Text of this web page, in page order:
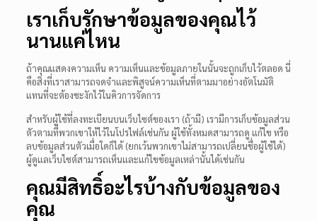
เราเก็บรักษาข้อมูลของคุณไว้
นานแค่ไหน
ถ้าคุณแสดงความเห็น ความเห็นและข้อมูลภายในนั้นจะถูกเก็บไว้ตลอด นี่
คือสิ่งที่เราสามารถจดจำและพิสูจน์ความเห็นที่ตามมาอย่างอัตโนมัติ
แทนที่จะต้องชะงักไว้ในคิวการจัดการ
สำหรับผู้ใช้ที่ลงทะเบียนบนเว็บไซต์ของเรา (ถ้ามี) เรามีการเก็บข้อมูลส่วน
ตัวตามที่พวกเขาให้ไว้ในโปรไฟล์เช่นกัน ผู้ใช้ทั้งหมดสามารถดู แก้ไข หรือ
ลบข้อมูลส่วนตัวเมื่อใดก็ได้ (ยกเว้นพวกเขาไม่สามารถเปลี่ยนชื่อผู้ใช้ได้)
ผู้ดูแลเว็บไซต์สามารถเห็นและแก้ไขข้อมูลเหล่านั้นได้เช่นกัน
คุณมีสิทธิ์อะไรบ้างกับข้อมูลของ
คุณ